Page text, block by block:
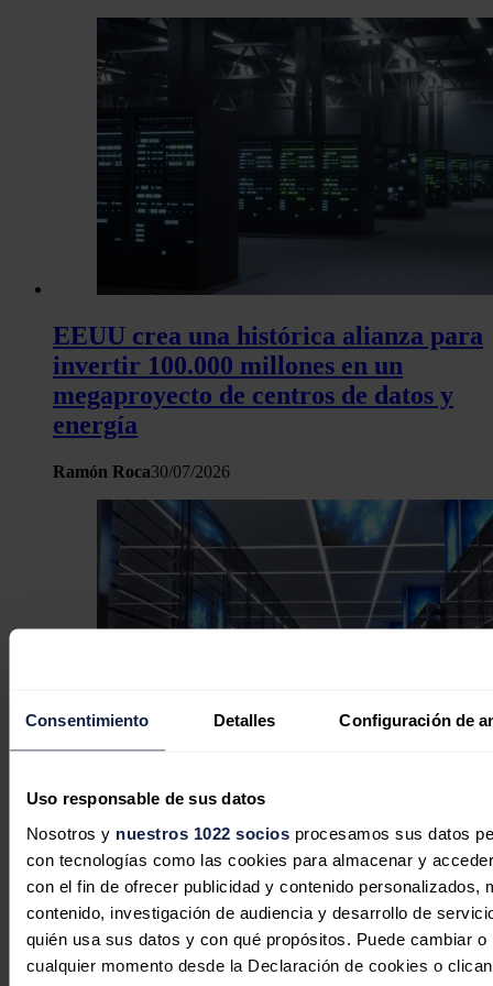
Consentimiento Detalles Configuración de
Uso responsable de sus datos
Nosotros y nuestros 1022 sociosprocesamos sus datos
con tecnologías como las cookies para almacenar y
con el fin de ofrecer publicidad y contenido personalizados,
contenido, investigación de audiencia y desarrollo de
quién usa sus datos y con qué propósitos. Puede cambiar
cualquier momento desde la Declaración de cookies o
EEUU crea una histórica alianza para
invertir 100.000 millones en un
megaproyecto de centros de datos y
energía
Ramón Roca30/07/2026
La capacidad de los centros de datos
en India alcanzará los 12 GW en 2030
impulsada por la IA y la economía
digital